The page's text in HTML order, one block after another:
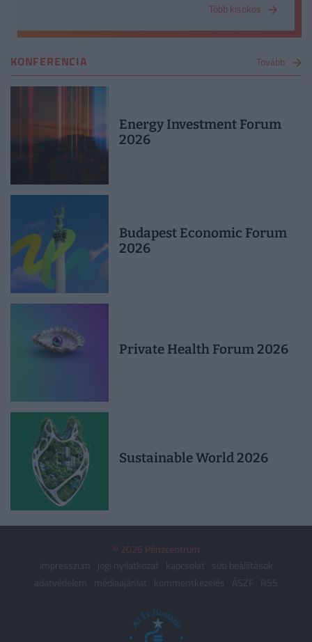
tudod módosítani telebankon keresztül.Több kisokos
KONFERENCIA Tovább
Energy Investment Forum
2026
Budapest Economic Forum
2026
Private Health Forum 2026
Sustainable World 2026
© 2026 Pénzcentrum
impresszum
jogi nyilatkozat kapcsolat
süti beállítások
adatvédelem
médiaajánlat kommentkezelés ÁSZF RSS